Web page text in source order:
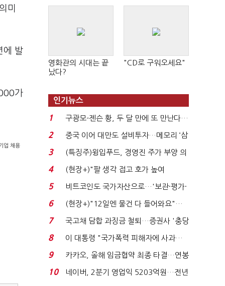
미
에 발
가
업 채용
영화관의 시대는 끝
났다?
"CD로 구워오세요"
인기뉴스
1
구광모-젠슨 황, 두 달 만에 또 만난다…
로봇·AI 등 논...
2
중국 이어 대만도 설비투자…메모리 ‘삼
국전쟁’
3
(특징주)윙입푸드, 경영진 주가 부양 의
지에 상한가...
4
(현장+)"팔 생각 접고 호가 높여
요"…'덜 똘똘한 한 채' 20...
5
비트코인도 국가자산으로…'보관·평가·
처분' 기준은 ...
6
(현장+)"12일엔 물건 다 들어와요"…
빈 매대 채우며 문 연 ...
7
국고채 담합 과징금 철퇴…증권사 '충당
금 폭탄' 우려...
8
이 대통령 "국가폭력 피해자에 사과…
적극적 조사로 진...
9
카카오, 올해 임금협약 최종 타결…연봉
6.3% 인상·격려...
10
네이버, 2분기 영업익 5203억원…전년